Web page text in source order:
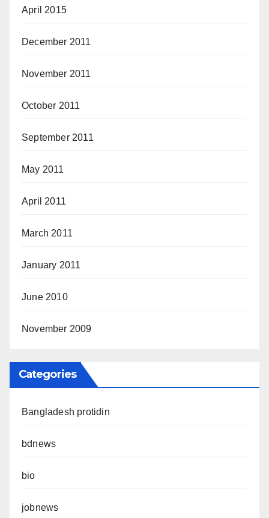
April 2015
December 2011
November 2011
October 2011
September 2011
May 2011
April 2011
March 2011
January 2011
June 2010
November 2009
Categories
Bangladesh protidin
bdnews
bio
jobnews